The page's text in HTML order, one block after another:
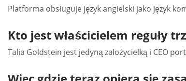
Platforma obsługuje język angielski jako język
Kto jest właścicielem reguły
Talia Goldstein jest jedyną założycielką i CEO